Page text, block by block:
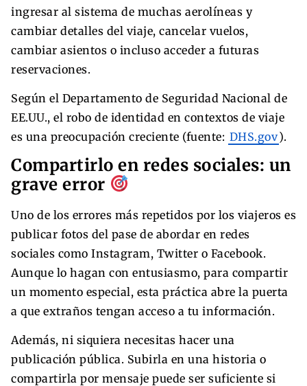
ingresar al sistema de muchas aerolíneas y
cambiar detalles del viaje, cancelar vuelos,
cambiar asientos o incluso acceder a futuras
reservaciones.
Según el Departamento de Seguridad Nacional de
EE.UU., el robo de identidad en contextos de viaje
es una preocupación creciente (fuente: DHS.gov).
Compartirlo en redes sociales: un
grave error
Uno de los errores más repetidos por los viajeros es
publicar fotos del pase de abordar en redes
sociales como Instagram, Twitter o Facebook.
Aunque lo hagan con entusiasmo, para compartir
un momento especial, esta práctica abre la puerta
a que extraños tengan acceso a tu información.
Además, ni siquiera necesitas hacer una
publicación pública. Subirla en una historia o
compartirla por mensaje puede ser suficiente si